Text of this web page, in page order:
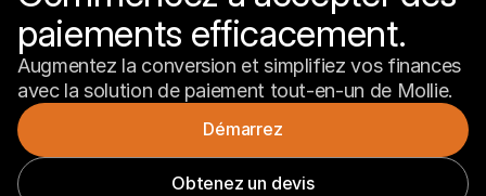
paiements efficacement.
Augmentez la conversion et simplifiez vos finances
avec la solution de paiement tout-en-un de Mollie.
Démarrez
Obtenez un devis